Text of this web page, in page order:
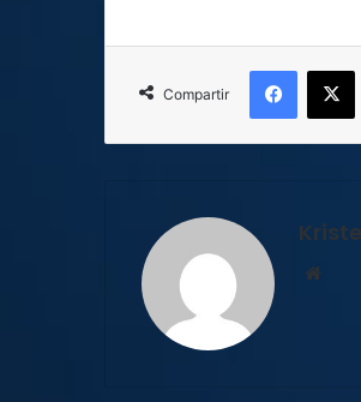
Compartir
X